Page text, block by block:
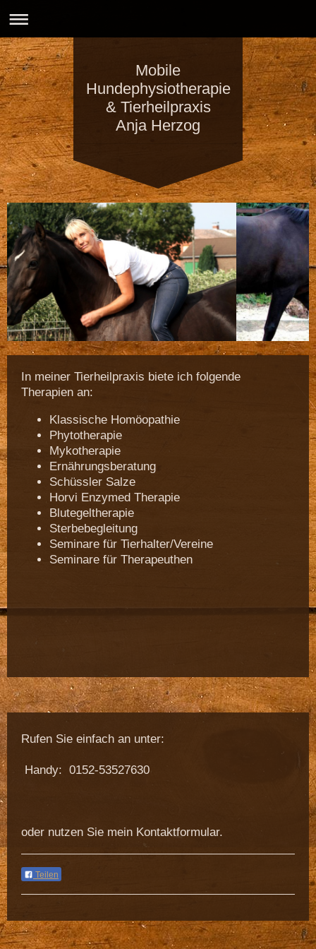
Mobile
Hundephysiotherapie
& Tierheilpraxis
Anja Herzog
In meiner Tierheilpraxis biete ich folgende
Therapien an:
Klassische Homöopathie
Phytotherapie
Mykotherapie
Ernährungsberatung
Schüssler Salze
Horvi Enzymed Therapie
Blutegeltherapie
Sterbebegleitung
Seminare für Tierhalter/Vereine
Seminare für Therapeuthen
Rufen Sie einfach an unter:
Handy: 0152-53527630
oder nutzen Sie mein Kontaktformular.
Teilen